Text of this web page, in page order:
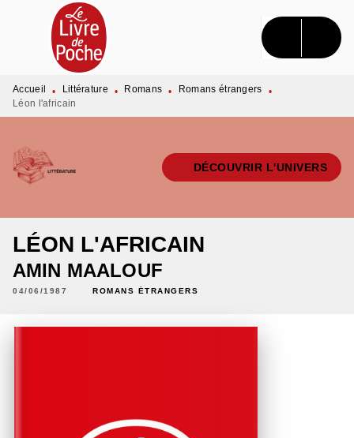
MENU RECHERCHE CONTENU
PIED DE PAGE
Accueil • Littérature • Romans • Romans étrangers
•
Léon l'africain
DÉCOUVRIR L'UNIVERS
LÉON L'AFRICAIN
AMIN MAALOUF
04/06/1987 ROMANS ÉTRANGERS